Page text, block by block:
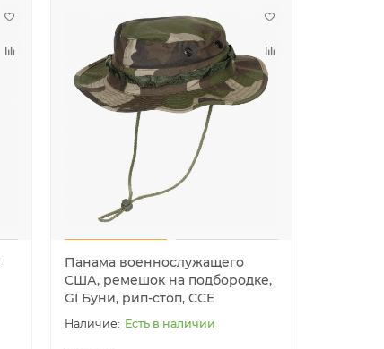
Очень мало
310 ₽
В корзину
Панама военнослужащего
США, ремешок на подбородке,
GI Буни, рип-стоп, CCE
Есть в наличии